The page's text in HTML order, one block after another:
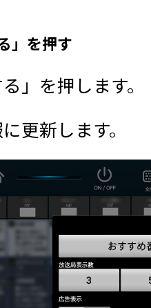
」を押す
」を押します。
更新します。